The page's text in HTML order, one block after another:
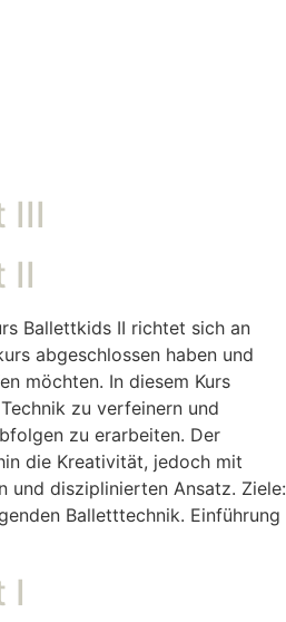
III
II
Ballettkids II richtet sich an
abgeschlossen haben und
möchten. In diesem Kurs
zu verfeinern und
zu erarbeiten. Der
die Kreativität, jedoch mit
und disziplinierten Ansatz. Ziele:
Balletttechnik. Einführung
I